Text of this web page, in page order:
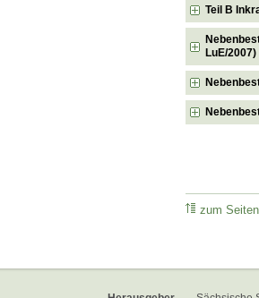
Teil B
LuE/2007)
zum